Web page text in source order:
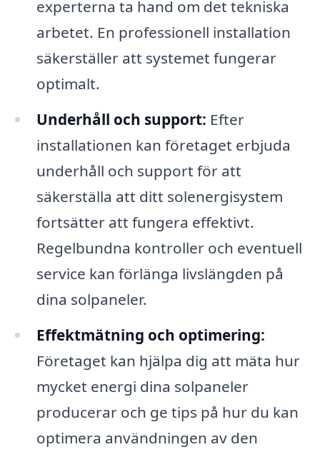
experterna ta hand om det tekniska
arbetet. En professionell installation
säkerställer att systemet fungerar
optimalt.
Underhåll och support: Efter
installationen kan företaget erbjuda
underhåll och support för att
säkerställa att ditt solenergisystem
fortsätter att fungera effektivt.
Regelbundna kontroller och eventuell
service kan förlänga livslängden på
dina solpaneler.
Effektmätning och optimering:
Företaget kan hjälpa dig att mäta hur
mycket energi dina solpaneler
producerar och ge tips på hur du kan
optimera användningen av den